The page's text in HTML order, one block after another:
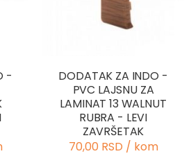
-
DODATAK ZA INDO -
PVC LAJSNU ZA
LAMINAT 13 WALNUT
RUBRA - LEVI
ZAVRŠETAK
70,00 RSD / kom